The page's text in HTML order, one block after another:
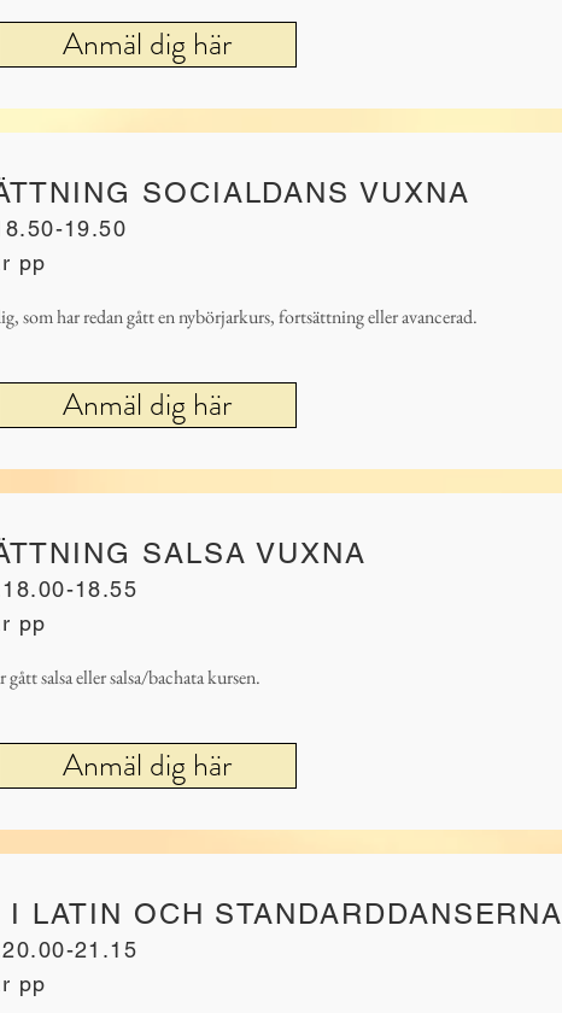
Anmäl dig här
SOCIALDANS VUXNA
19.50
pp
som har redan gått en nybörjarkurs, fortsättning eller avancerad.
Anmäl dig här
SALSA VUXNA
18.55
pp
salsa eller salsa/bachata kursen.
Anmäl dig här
LATIN OCH STANDARDDANSERNA
21.15
pp